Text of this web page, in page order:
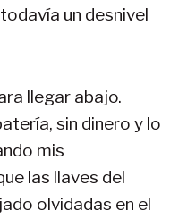
un desnivel
llegar abajo.
sin dinero y lo
mis
las llaves del
olvidadas en el